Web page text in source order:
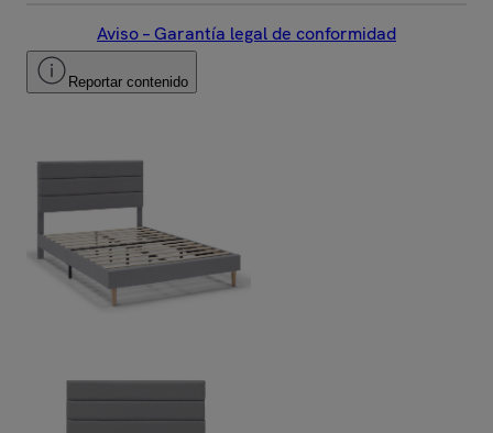
Aviso – Garantía legal de conformidad
Reportar contenido